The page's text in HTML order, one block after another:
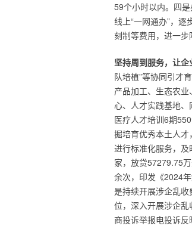
59个小时以内。四
线上“一网通办”，逐
刻制等费用，进一步
坚持周到服务，让企
队培植”等协同引才
产品加工、生态农
心、人才实践基地、
医疗人才培训6期
掘培育优秀本土人才
进行标准化服务，
家，放贷57279.75
余次，印发《2024
是持续开展涉企乱
位，深入开展涉企
商投诉举报电投诉反